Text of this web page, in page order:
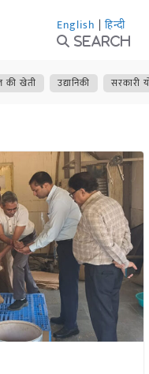
English | हिन्दी
Search
खेती उद्यानिकी सरकारी